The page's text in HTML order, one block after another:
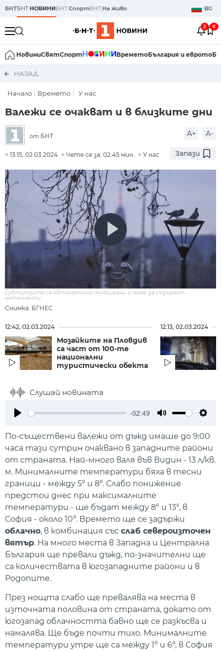
БНТБНТ НОВИНИБНТСпортБНТ На живо BG
2 0
НовиниСвятСпорт ВреметоБългария и еврото
НАЗАД
Начало Времето У нас
Валежи се очакват и в близките дни
от БНТ A+ A-
13:15, 02.03.2024 Чете се за: 02:45 мин. У нас Запази
Снимка: БГНЕС
Субтитрите са автоматично генерирани и може да съдържат
неточности.
12:42, 02.03.2024
Мозайките на Пловдив
са част от 100-те
национални
туристически обекта
12:13, 02.03.2024
Слушай новината
-02:49
По-съществени валежи от дъжд имаше до 9:00
часа тази сутрин очаквано в западните райони
от страната. Най-много валя във Видин - 13 л/кв.
м. Минималните температури бяха в тесни
граници - между 5° и 8°. Слабо понижение
предстои днес при максималните
температури - ще бъдат между 8° и 13°, в
София - около 10°. Времето ще се задържи
облачно, в комбинация със слаб североизточен
вятър. На много места в Западна и Централна
България ще превали дъжд, по-значителни ще
са количествата в югозападните райони и в
Родопите.
През нощта слабо ще превалява на места в
източната половина от страната, докато от
югозапад облачността бавно ще се разкъсва и
намалява. Ще бъде почти тихо. Минималните
температури утре ще са между 1° и 6°, в София